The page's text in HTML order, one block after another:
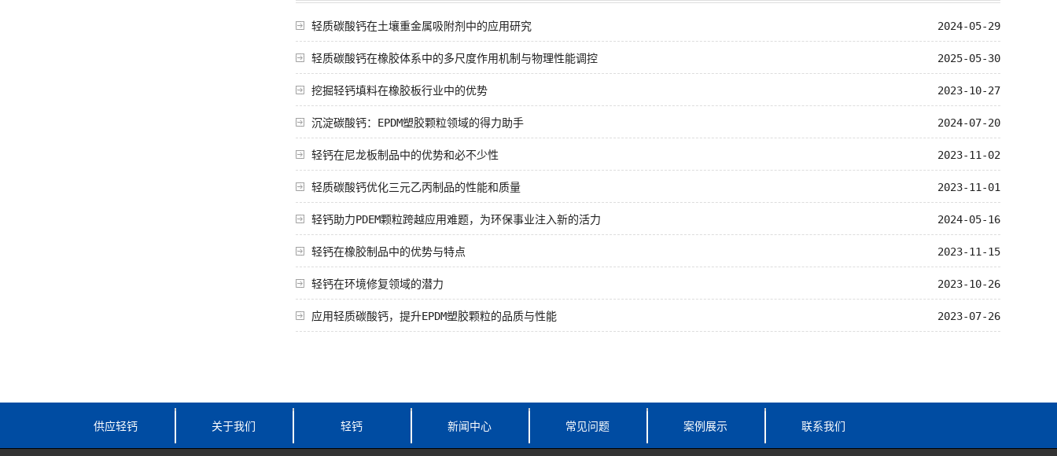
2024-05-29
轻质碳酸钙在土壤重金属吸附剂中的应用研究
2025-05-30
轻质碳酸钙在橡胶体系中的多尺度作用机制与物理性能调控
2023-10-27
挖掘轻钙填料在橡胶板行业中的优势
2024-07-20
沉淀碳酸钙：EPDM塑胶颗粒领域的得力助手
2023-11-02
轻钙在尼龙板制品中的优势和必不少性
2023-11-01
轻质碳酸钙优化三元乙丙制品的性能和质量
2024-05-16
轻钙助力PDEM颗粒跨越应用难题，为环保事业注入新的活力
2023-11-15
轻钙在橡胶制品中的优势与特点
2023-10-26
轻钙在环境修复领域的潜力
2023-07-26
应用轻质碳酸钙，提升EPDM塑胶颗粒的品质与性能
供应轻钙 关于我们 轻钙 新闻中心 常见问题 案例展示 联系我们